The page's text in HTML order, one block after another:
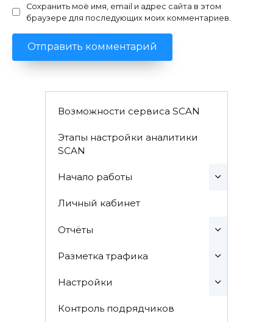
Сохранить моё имя, email и адрес сайта в этом
браузере для последующих моих комментариев.
Возможности сервиса SCAN
Этапы настройки аналитики
SCAN
Начало работы
Личный кабинет
Отчёты
Разметка трафика
Настройки
Контроль подрядчиков